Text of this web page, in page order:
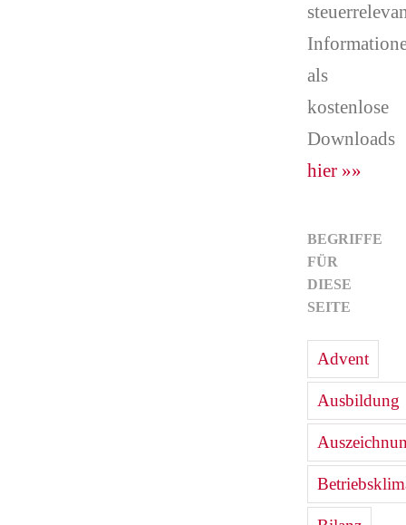
als
kostenlose
Downloads
hier »»
BEGRIFFE
FÜR
DIESE
SEITE
Advent
Ausbildung